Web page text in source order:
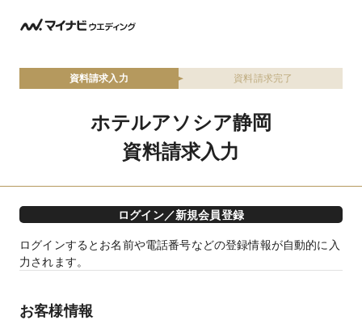
資料請求入力 資料請求完了
ホテルアソシア静岡
資料請求入力
ログイン／新規会員登録
ログインするとお名前や電話番号などの登録情報が自動的に入
力されます。
お客様情報